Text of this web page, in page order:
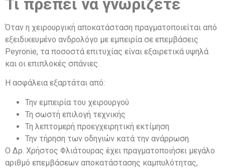
Τι πρέπει να γνωρίζετε
Όταν η χειρουργική αποκατάσταση πραγματοποιείται από
εξειδικευμένο ανδρολόγο με εμπειρία σε επεμβάσεις
Peyronie, τα ποσοστά επιτυχίας είναι εξαιρετικά υψηλά
και οι επιπλοκές σπάνιες.
Η ασφάλεια εξαρτάται από:
Την εμπειρία του χειρουργού
Τη σωστή επιλογή τεχνικής
Τη λεπτομερή προεγχειρητική εκτίμηση
Την τήρηση των οδηγιών κατά την ανάρρωση
Ο Δρ. Χρήστος Φλιάτουρας έχει πραγματοποιήσει μεγάλο
αριθμό επεμβάσεων αποκατάστασης καμπυλότητας,